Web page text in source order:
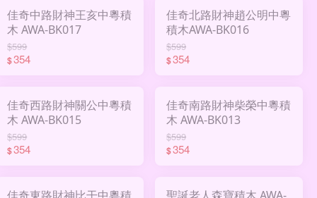
佳奇中路財神王亥中粵積
木 AWA-BK017
$599
$354
佳奇北路財神趙公明中粵
積木AWA-BK016
$599
$354
佳奇西路財神關公中粵積
木 AWA-BK015
$599
$354
佳奇南路財神柴榮中粵積
木 AWA-BK013
$599
$354